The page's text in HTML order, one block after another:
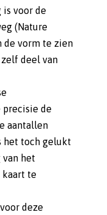
is voor de
(Nature
de vorm te zien
deel van
de
aantallen
het toch gelukt
het
te
deze